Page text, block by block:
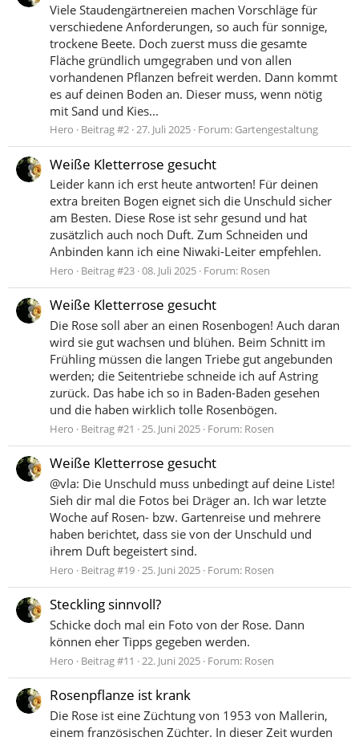
Viele Staudengärtnereien machen Vorschläge für
verschiedene Anforderungen, so auch für sonnige,
trockene Beete. Doch zuerst muss die gesamte
Fläche gründlich umgegraben und von allen
vorhandenen Pflanzen befreit werden. Dann kommt
es auf deinen Boden an. Dieser muss, wenn nötig
mit Sand und Kies...
Hero Beitrag #2 27. Juli 2025 Forum: Gartengestaltung
Weiße Kletterrose gesucht
Leider kann ich erst heute antworten! Für deinen
extra breiten Bogen eignet sich die Unschuld sicher
am Besten. Diese Rose ist sehr gesund und hat
zusätzlich auch noch Duft. Zum Schneiden und
Anbinden kann ich eine Niwaki-Leiter empfehlen.
Hero Beitrag #23 08. Juli 2025 Forum: Rosen
Weiße Kletterrose gesucht
Die Rose soll aber an einen Rosenbogen! Auch daran
wird sie gut wachsen und blühen. Beim Schnitt im
Frühling müssen die langen Triebe gut angebunden
werden; die Seitentriebe schneide ich auf Astring
zurück. Das habe ich so in Baden-Baden gesehen
und die haben wirklich tolle Rosenbögen.
Hero Beitrag #21 25. Juni 2025 Forum: Rosen
Weiße Kletterrose gesucht
@vla: Die Unschuld muss unbedingt auf deine Liste!
Sieh dir mal die Fotos bei Dräger an. Ich war letzte
Woche auf Rosen- bzw. Gartenreise und mehrere
haben berichtet, dass sie von der Unschuld und
ihrem Duft begeistert sind.
Hero Beitrag #19 25. Juni 2025 Forum: Rosen
Steckling sinnvoll?
Schicke doch mal ein Foto von der Rose. Dann
können eher Tipps gegeben werden.
Hero Beitrag #11 22. Juni 2025 Forum: Rosen
Rosenpflanze ist krank
Die Rose ist eine Züchtung von 1953 von Mallerin,
einem französischen Züchter. In dieser Zeit wurden